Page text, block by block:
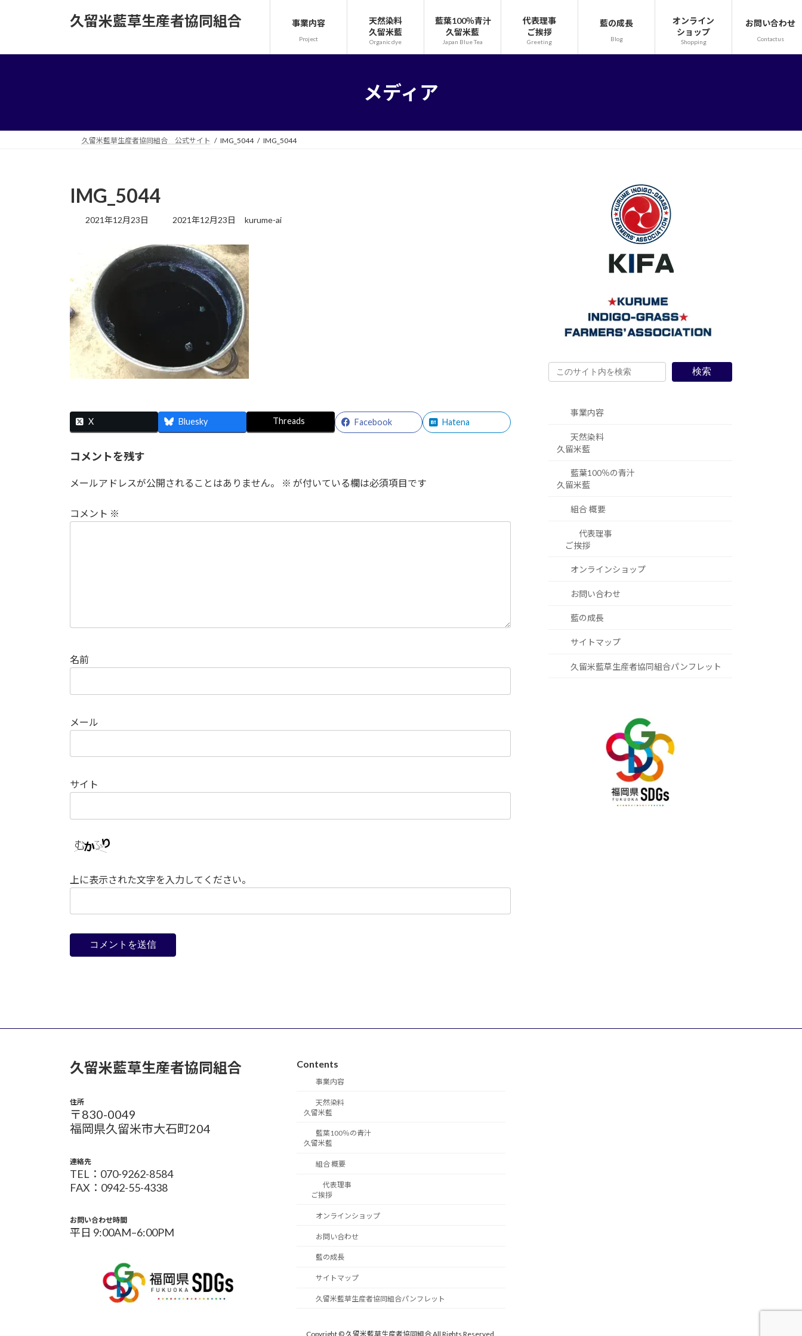
久留米藍草生産者協同組合 事業内容
Project
天然染料
久留米藍
Organic dye
藍葉100％青汁
久留米藍
Japan Blue Tea
代表理事
ご挨拶
Greeting
藍の成長
Blog
オンライン
ショップ
Shopping
お問い合わせ
Contactus
メディア
久留米藍草生産者協同組合 公式サイト IMG_5044 IMG_5044
IMG_5044
2021年12月23日
最
更
新
日
2021年12月23日 kurume-ai
Facebook
X Bluesky Threads Hatena
コメントを残す
メールアドレスが公開されることはありません。 ※ が付いている欄は必須項目です
コメント ※
名前
メール
サイト
上に表示された文字を入力してください。
検索
事業内容
天然染料
久留米藍
藍葉100％の青汁
久留米藍
組合 概要
代表理事
ご挨拶
オンラインショップ
お問い合わせ
藍の成長
サイトマップ
久留米藍草生産者協同組合パンフレット
久留米藍草生産者協同組合
住所
〒830-0049
福岡県久留米市大石町204
連絡先
TEL：070-9262-8584
FAX：0942-55-4338
お問い合わせ時間
平日 9:00AM–6:00PM
Contents
事業内容
天然染料
久留米藍
藍葉100％の青汁
久留米藍
組合 概要
代表理事
ご挨拶
オンラインショップ
お問い合わせ
藍の成長
サイトマップ
久留米藍草生産者協同組合パンフレット
Copyright © 久留米藍草生産者協同組合 All Rights Reserved.